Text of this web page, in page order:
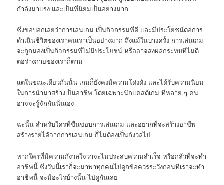
กำลังมาแรง และเป็นที่นิยมเป็นอย่างมาก
ซึ่งขอบอกเลยว่าการเล่นเกม เป็นกิจกรรมที่ดี และมีประโยชน์ต่อการ
ดำเนินชีวิตของเราคนเราเป็นอย่างมาก ถึงแม้ในบางครั้ง การเล่นเกม
จะถูกมองเป็นกิจกรรมที่ไม่มีประโยชน์ หรืออาจส่งผลกระทบที่ไม่ดี
ต่อร่างกายของเราก็ตาม
แต่ในขณะเดียวกันนั้น เกมก็ยังคงมีความโด่งดัง และได้รับความนิยม
ในการนำมาสร้างเป็นอาชีพ โดยเฉพาะนักแคสต์เกม ที่หลาย ๆ คน
อาจจะรู้จักกันนั่นเอง
ฉะนั้น สำหรับใครที่ชื่นชอบการเล่นเกม และอยากที่จะสร้างอาชีพ
สร้างรายได้จากการเล่นเกม ก็ไม่ต้องเป็นกังวลไป
หากใครที่มีความกังวลใจว่าจะไม่ประสบความสำเร็จ หรือกลัวที่จะทำ
อาชีพนี้ ซึ่งวันนี้เราก็จะมาพาทุกคนไปดูกข้อควรระวังก่อนที่เราจะทำ
อาชีพนี้ จะมีอะไรบ้างนั้น ไปดูกันเลย